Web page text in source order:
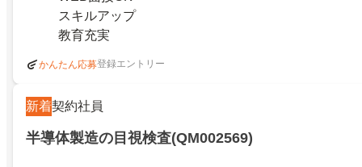
スキルアップ
教育充実
かんたん応募登録エントリー
新着契約社員
半導体製造の目視検査(QM002569)